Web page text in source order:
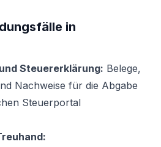
in
Steuererklärung: Belege,
Nachweise für die Abgabe
Steuerportal